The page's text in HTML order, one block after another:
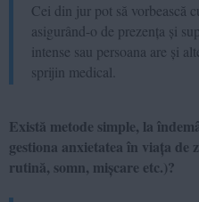
Cei din jur pot să vorbească
asigurând-o de prezența și
intense sau persoana are și
sprijin medical.
Există metode simple, la
gestiona anxietatea în viața de
rutină, somn, mișcare etc.)?